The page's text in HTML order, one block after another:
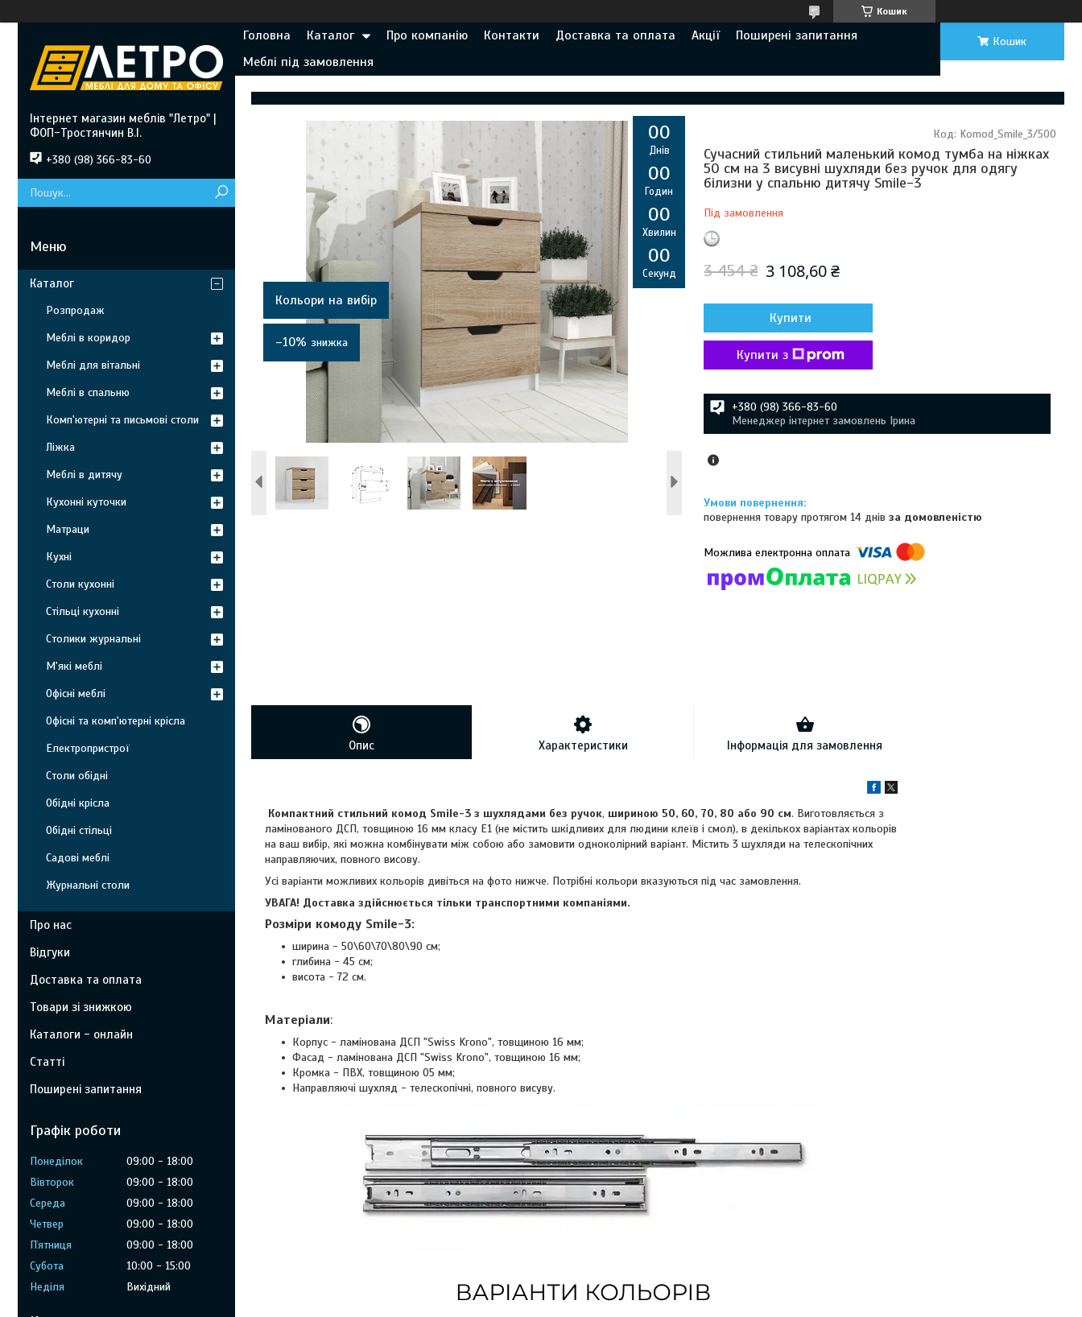
Кошик
Головна Каталог Про компанію Контакти Доставка та оплата Акції
Поширені запитання
Меблі під замовлення
Кошик
00
Днів
00
Годин
00
Хвилин
00
Секунд
Кольори на вибір
–10%
Сучасний стильний маленький комод тумба на ніжках
50 см на 3 висувні шухляди без ручок для одягу
білизни у спальню дитячу Smile-3
Під замовлення
Код: Komod_Smile_3/500
3 454 ₴ 3 108,60 ₴
Купити
Купити з
+380 (98) 366-83-60
Менеджер інтернет замовлень Ірина
повернення товару протягом 14 днівза домовленістю
Опис Характеристики Інформація для замовлення
Компактний стильний комод Smile-3 з шухлядами без ручок, шириною 50, 60, 70, 80 або 90 см. Виготовляється з
ламінованого ДСП, товщиною 16 мм класу Е1 (не містить шкідливих для людини клеїв і смол), в декількох варіантах кольорів
на ваш вибір, які можна комбінувати між собою або замовити одноколірний варіант. Містить 3 шухляди на телескопічних
направляючих, повного висову.
Усі варіанти можливих кольорів дивіться на фото нижче. Потрібні кольори вказуються під час замовлення.
УВАГА! Доставка здійснюється тільки транспортними компаніями.
Розміри комоду Smile-3:
ширина - 50\60\70\80\90 см;
глибина - 45 см;
висота - 72 см.
Матеріали:
Корпус - ламінована ДСП "Swiss Krono", товщиною 16 мм;
Фасад - ламінована ДСП "Swiss Krono", товщиною 16 мм;
Кромка - ПВХ, товщиною 05 мм;
Направляючі шухляд - телескопічні, повного висуву.
Інтернет магазин меблів "Летро" |
ФОП-Тростянчин В.І.
+380 (98) 366-83-60
Каталог
Розпродаж
Меблі в коридор
Меблі для вітальні
Меблі в спальню
Комп'ютерні та письмові столи
Ліжка
Меблі в дитячу
Кухонні куточки
Матраци
Кухні
Столи кухонні
Стільці кухонні
Столики журнальні
М'які меблі
Офісні меблі
Офісні та комп'ютерні крісла
Електропристрої
Столи обідні
Обідні крісла
Обідні стільці
Садові меблі
Журнальні столи
Про нас
Відгуки
Доставка та оплата
Товари зі знижкою
Каталоги - онлайн
Статті
Поширені запитання
Графік роботи
Понеділок 09:00
18:00
Вівторок
09:00
18:00
Середа
09:00
18:00
Четвер
09:00
18:00
Пʼятниця
09:00
18:00
Субота
10:00
15:00
Неділя
Вихідний